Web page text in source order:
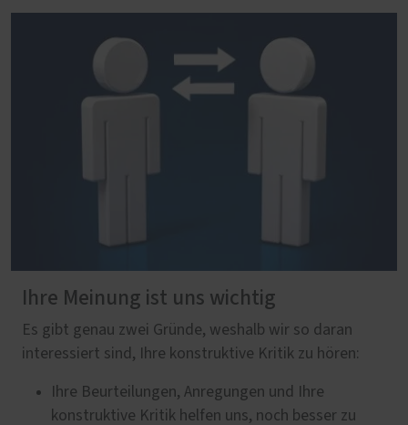
Ihre Meinung ist uns wichtig
Es gibt genau zwei Gründe, weshalb wir so daran
interessiert sind, Ihre konstruktive Kritik zu hören:
Ihre Beurteilungen, Anregungen und Ihre
konstruktive Kritik helfen uns, noch besser zu